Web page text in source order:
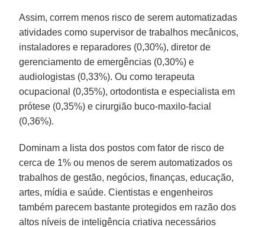
Assim, correm menos risco de serem automatizadas
atividades como supervisor de trabalhos mecânicos,
instaladores e reparadores (0,30%), diretor de
gerenciamento de emergências (0,30%) e
audiologistas (0,33%). Ou como terapeuta
ocupacional (0,35%), ortodontista e especialista em
prótese (0,35%) e cirurgião buco-maxilo-facial
(0,36%).
Dominam a lista dos postos com fator de risco de
cerca de 1% ou menos de serem automatizados os
trabalhos de gestão, negócios, finanças, educação,
artes, mídia e saúde. Cientistas e engenheiros
também parecem bastante protegidos em razão dos
altos níveis de inteligência criativa necessários